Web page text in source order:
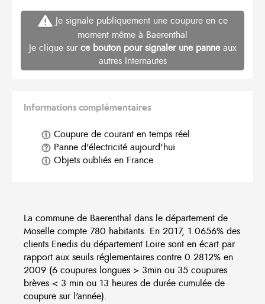
Je signale publiquement une coupure en ce
moment même à Baerenthal
Je clique sur ce bouton pour signaler une panneaux
autres Internautes
Informations complémentaires
Coupure de courant en temps réel
Panne d'électricité aujourd'hui
Objets oubliés en France
La commune de Baerenthal dans le département de
Moselle compte 780 habitants. En 2017, 1.0656% des
clients Enedis du département Loire sont en écart par
rapport aux seuils réglementaires contre 0.2812% en
2009 (6 coupures longues > 3min ou 35 coupures
brèves < 3 min ou 13 heures de durée cumulée de
coupure sur l'année).